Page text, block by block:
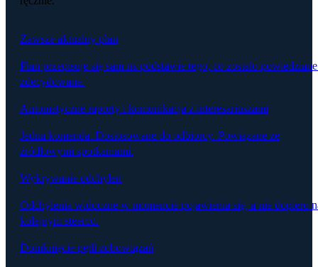
Zawsze aktualny plan
Plan przepisuje się sam na podstawie tego, co zostało
zdecydowane.
Automatyczne raporty i komunikacja z interesariuszami
Jedna komenda. Dostosowane do odbiorcy. Powiązane ze
źródłowymi spotkaniami.
Wykrywanie odchyleń
Odchylenia widoczne w momencie pojawienia się, a nie dopiero
kolejnym steerco.
Domknięcie pętli zobowiązań